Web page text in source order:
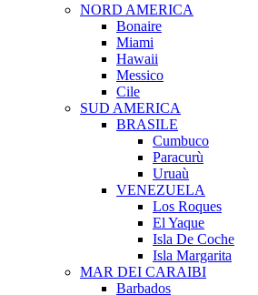
NORD AMERICA
Bonaire
Miami
Hawaii
Messico
Cile
SUD AMERICA
BRASILE
Cumbuco
Paracurù
Uruaù
VENEZUELA
Los Roques
El Yaque
Isla De Coche
Isla Margarita
MAR DEI CARAIBI
Barbados